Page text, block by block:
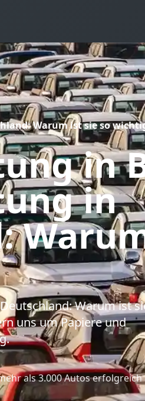
Warum ist sie so
in
in
Warum ist
uns um Papiere und
als 3.000 Autos